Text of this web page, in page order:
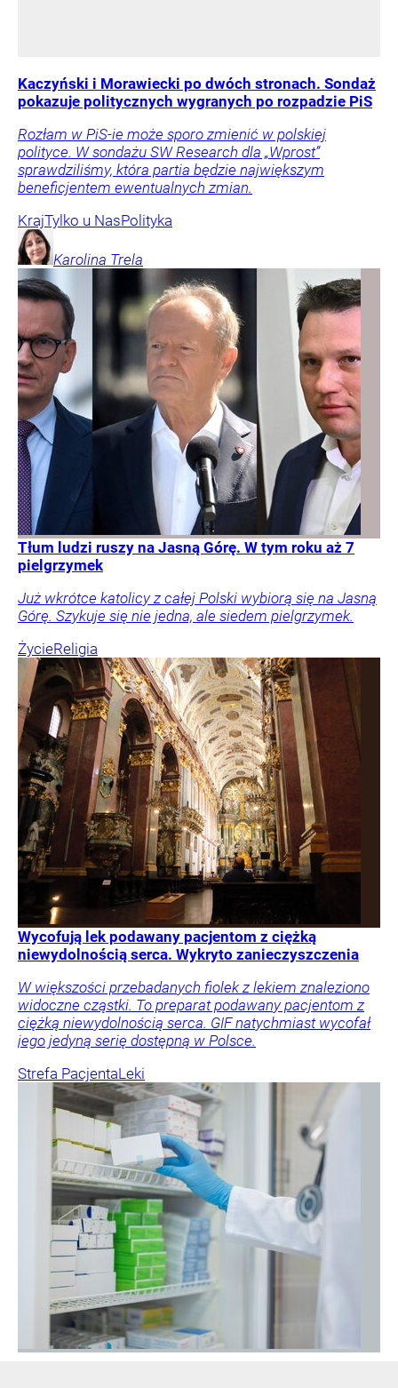
Kaczyński i Morawiecki po dwóch stronach. Sondaż
pokazuje politycznych wygranych po rozpadzie PiS
Rozłam w PiS-ie może sporo zmienić w polskiej
polityce. W sondażu SW Research dla „Wprost”
sprawdziliśmy, która partia będzie największym
beneficjentem ewentualnych zmian.
KrajTylko u NasPolityka
Karolina Trela
Tłum ludzi ruszy na Jasną Górę. W tym roku aż 7
pielgrzymek
Już wkrótce katolicy z całej Polski wybiorą się na Jasną
Górę. Szykuje się nie jedna, ale siedem pielgrzymek.
ŻycieReligia
Wycofują lek podawany pacjentom z ciężką
niewydolnością serca. Wykryto zanieczyszczenia
W większości przebadanych fiolek z lekiem znaleziono
widoczne cząstki. To preparat podawany pacjentom z
ciężką niewydolnością serca. GIF natychmiast wycofał
jego jedyną serię dostępną w Polsce.
Strefa PacjentaLeki